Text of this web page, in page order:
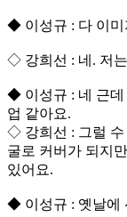
◆ 이성규 : 다 이미
◇ 강희선 : 네. 저
◆ 이성규 : 네 근데
업 같아요.
◇ 강희선 : 그럴 수
굴로 커버가 되지
있어요.
◆ 이성규 : 옛날에